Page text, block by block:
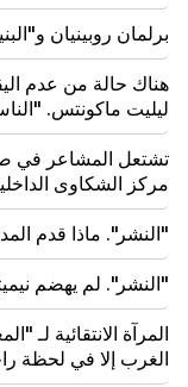
إن القيود غير
الأرمنية إلى
ماتفيينكو
برلمان روبينيان
هناك حالة من عدم
ليليت ماكونتس.
تشتعل المشاعر في
مركز الشكاوى
"النشر". ماذا قدم
"النشر". لم يهضم
المرآة الانتقائية لـ
الغرب إلا في لحظة